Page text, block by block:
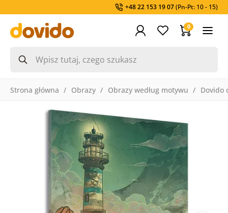
+48 22 153 19 07(Pn-Pt: 10 - 15)
0
Strona główna Obrazy Obrazy według motywu Dovido